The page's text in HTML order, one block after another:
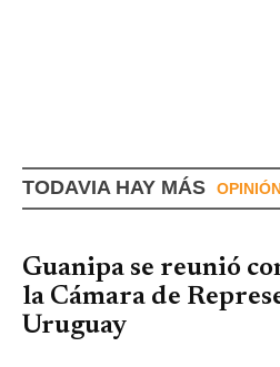
TODAVIA HAY MÁS
Guanipa se reunió
la Cámara de
Uruguay